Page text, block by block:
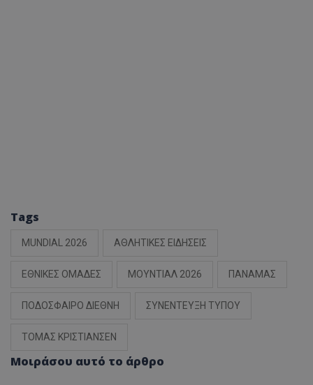
Tags
MUNDIAL 2026 ΑΘΛΗΤΙΚΕΣ ΕΙΔΗΣΕΙΣ
ΕΘΝΙΚΕΣ ΟΜΑΔΕΣ ΜΟΥΝΤΙΑΛ 2026 ΠΑΝΑΜΑΣ
ΠΟΔΟΣΦΑΙΡΟ ΔΙΕΘΝΗ ΣΥΝΕΝΤΕΥΞΗ ΤΥΠΟΥ
ΤΟΜΑΣ ΚΡΙΣΤΙΑΝΣΕΝ
Μοιράσου αυτό το άρθρο